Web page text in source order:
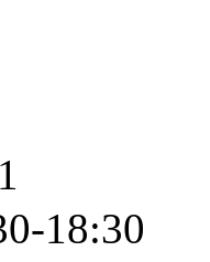
18:30